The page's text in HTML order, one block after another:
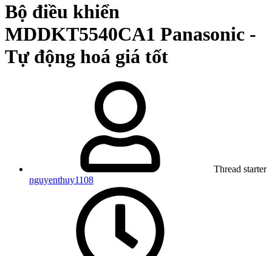
Bộ điều khiển
MDDKT5540CA1 Panasonic -
Tự động hoá giá tốt
Thread starter
nguyenthuy1108